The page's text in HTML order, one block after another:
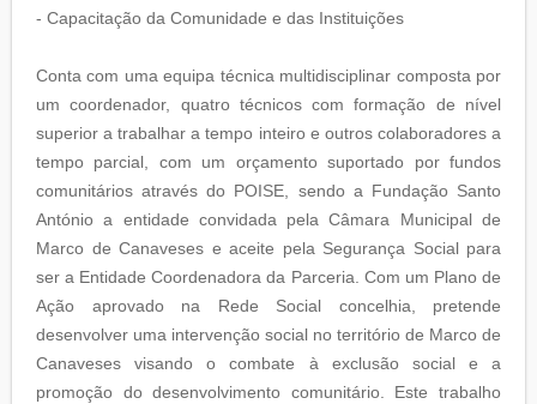
- Capacitação da Comunidade e das Instituições
Conta com uma equipa técnica multidisciplinar composta por
um coordenador, quatro técnicos com formação de nível
superior a trabalhar a tempo inteiro e outros colaboradores a
tempo parcial, com um orçamento suportado por fundos
comunitários através do POISE, sendo a Fundação Santo
António a entidade convidada pela Câmara Municipal de
Marco de Canaveses e aceite pela Segurança Social para
ser a Entidade Coordenadora da Parceria. Com um Plano de
Ação aprovado na Rede Social concelhia, pretende
desenvolver uma intervenção social no território de Marco de
Canaveses visando o combate à exclusão social e a
promoção do desenvolvimento comunitário. Este trabalho